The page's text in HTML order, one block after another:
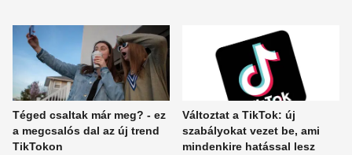
Téged csaltak már meg? - ez
a megcsalós dal az új trend
TikTokon
Változtat a TikTok: új
szabályokat vezet be, ami
mindenkire hatással lesz